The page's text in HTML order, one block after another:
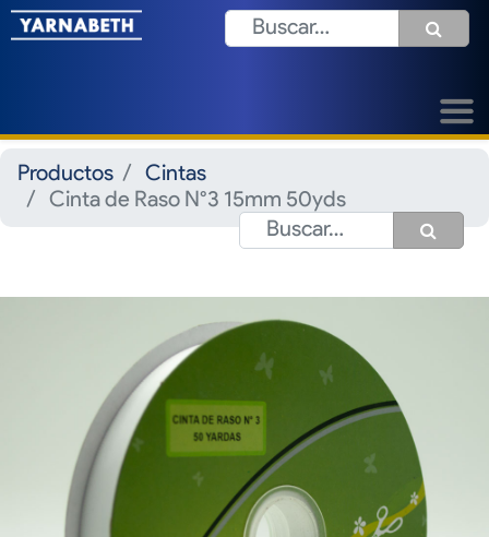
Productos
Cintas
Cinta de Raso N°3 15mm 50yds